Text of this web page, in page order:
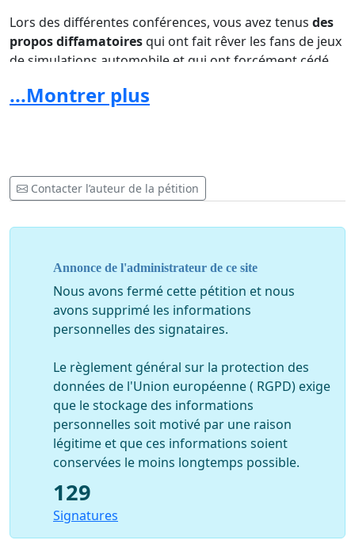
Lors des différentes conférences, vous avez tenus des
propos diffamatoiresqui ont fait rêver les fans de jeux
de simulations automobile et qui ont forcément cédé
confiance! La clairement, la confiance est absolument
partie de la communauté que vous allez vous mettre a
dos et une grande perte de ceux que vous avez on peut
partie des équipes e-sportives ainsi qu'une grande
qui aujourd'hui ont un grand ras le bol de tout ces
problèmes qui pour la plupart n'ont jamais été corrigés
depuis votre premier opus. Par conséquent, vous
retrouverez ici présent, toutes les signatures de chaque
tout prix une correctionINTEGRALEestDEFINITIVE
tous les soucis mentionnés dans cette pétition.
Sportivement, La communauté.
...Montrer plus
Contacter l’auteur de la pétition
Annonce de l'administrateur de ce site
Nous avons fermé cette pétition et nous
avons supprimé les informations
personnelles des signataires.
Le règlement général sur la protection des
données de l'Union européenne ( RGPD) exige
que le stockage des informations
personnelles soit motivé par une raison
légitime et que ces informations soient
conservées le moins longtemps possible.
129
Signatures